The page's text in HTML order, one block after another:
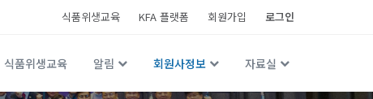
식품위생교육 KFA 플랫폼 회원가입 로그인
식품위생교육 알림 회원사정보 자료실